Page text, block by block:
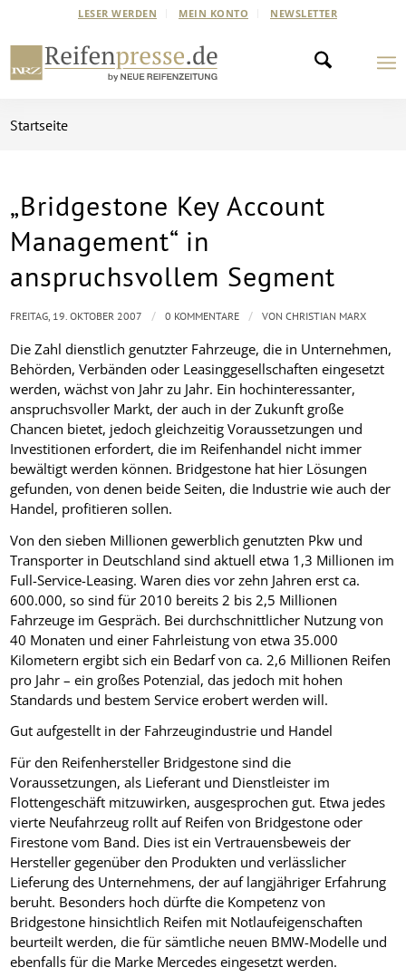
LESER WERDEN MEIN KONTO NEWSLETTER
Startseite
„Bridgestone Key Account
Management“ in
anspruchsvollem Segment
Die Zahl dienstlich genutzter Fahrzeuge, die in Unternehmen,
Behörden, Verbänden oder Leasinggesellschaften eingesetzt
werden, wächst von Jahr zu Jahr. Ein hochinteressanter,
anspruchsvoller Markt, der auch in der Zukunft große
Chancen bietet, jedoch gleichzeitig Voraussetzungen und
Investitionen erfordert, die im Reifenhandel nicht immer
bewältigt werden können. Bridgestone hat hier Lösungen
gefunden, von denen beide Seiten, die Industrie wie auch der
Handel, profitieren sollen.
Von den sieben Millionen gewerblich genutzten Pkw und
Transporter in Deutschland sind aktuell etwa 1,3 Millionen im
Full-Service-Leasing. Waren dies vor zehn Jahren erst ca.
600.000, so sind für 2010 bereits 2 bis 2,5 Millionen
Fahrzeuge im Gespräch. Bei durchschnittlicher Nutzung von
40 Monaten und einer Fahrleistung von etwa 35.000
Kilometern ergibt sich ein Bedarf von ca. 2,6 Millionen Reifen
pro Jahr – ein großes Potenzial, das jedoch mit hohen
Standards und bestem Service erobert werden will.
Gut aufgestellt in der Fahrzeugindustrie und Handel
Für den Reifenhersteller Bridgestone sind die
Voraussetzungen, als Lieferant und Dienstleister im
Flottengeschäft mitzuwirken, ausgesprochen gut. Etwa jedes
vierte Neufahrzeug rollt auf Reifen von Bridgestone oder
Firestone vom Band. Dies ist ein Vertrauensbeweis der
Hersteller gegenüber den Produkten und verlässlicher
Lieferung des Unternehmens, der auf langjähriger Erfahrung
beruht. Besonders hoch dürfte die Kompetenz von
Bridgestone hinsichtlich Reifen mit Notlaufeigenschaften
beurteilt werden, die für sämtliche neuen BMW-Modelle und
ebenfalls für die Marke Mercedes eingesetzt werden.
FREITAG, 19. OKTOBER 2007 / 0 KOMMENTARE / VONCHRISTIAN MARX